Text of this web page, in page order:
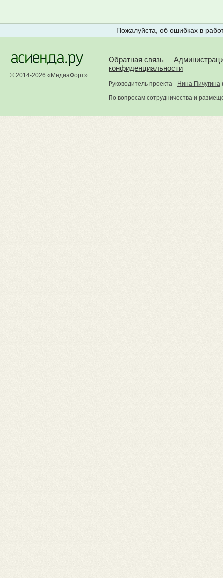
Пожалуйста, об ошибках в
© 2014-2026 « МедиаФорт»
Обратная связь
конфиденциальности
Руководитель проекта - Нина Пичугина (
По вопросам сотрудничества и